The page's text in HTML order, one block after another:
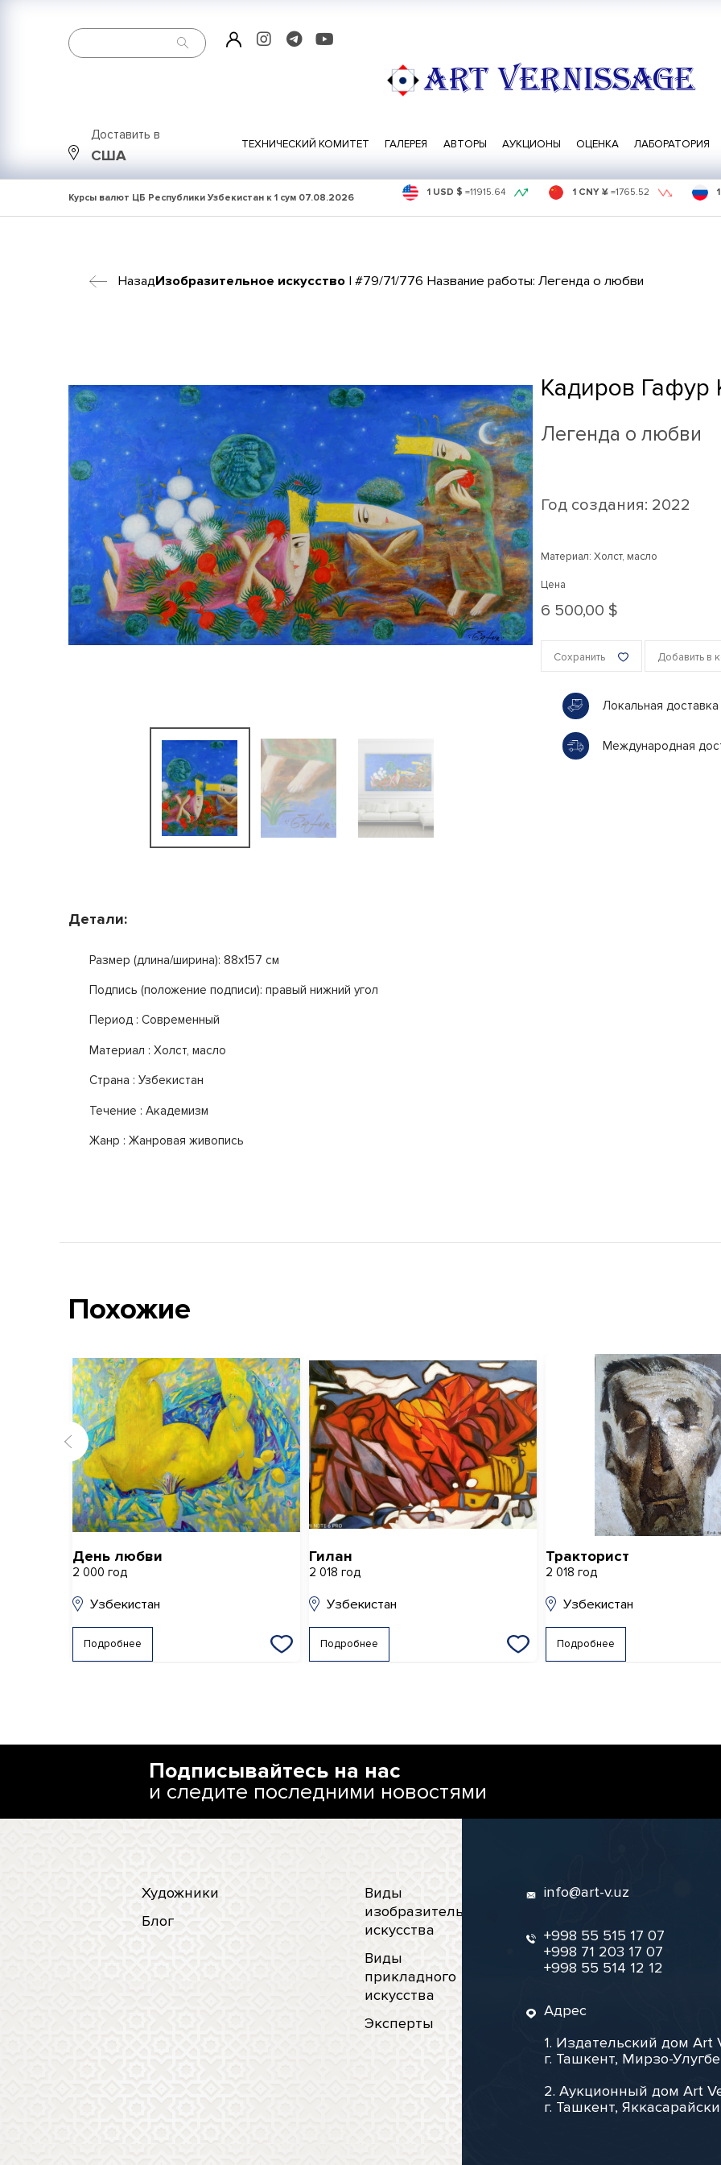
ART VERNISSAGE
Доставить в
США
ТЕХНИЧЕСКИЙ КОМИТЕТ ГАЛЕРЕЯ АВТОРЫ АУКЦИОНЫ ОЦЕНКА ЛАБОРАТОРИЯ
Курсы валют ЦБ Республики Узбекистан к 1 сум 07.08.2026 1 USD $ =11915.64 1 CNY ¥ =1765.52
НазадИзобразительное искусство| #79/71/776 Название работы: Легенда о любви
Детали:
Размер (длина/ширина): 88x157 см
Подпись (положение подписи): правый нижний угол
Период : Современный
Mатериал : Холст, масло
Страна : Узбекистан
Течение : Академизм
Жанр : Жанровая живопись
Кадиров Гафур
Легенда о любви
Год создания: 2022
Материал: Холст, масло
Цена
6 500,00 $
Сохранить Добавить в
Локальная доставка
Международная
Похожие
День любви
2 000 год
Узбекистан
Подробнее
Гилан
2 018 год
Узбекистан
Подробнее
Тракторист
2 018 год
Узбекистан
Подробнее
Подписывайтесь на нас
и следите последними новостями
Художники
Блог
Виды
изобразительного
искусства
Виды
прикладного
искусства
Эксперты
info@art-v.uz
+998 55 515 17 07
+998 71 203 17 07
+998 55 514 12 12
Адрес
1. Издательский дом Art
г. Ташкент, Мирзо-
2. Аукционный дом Art
г. Ташкент,